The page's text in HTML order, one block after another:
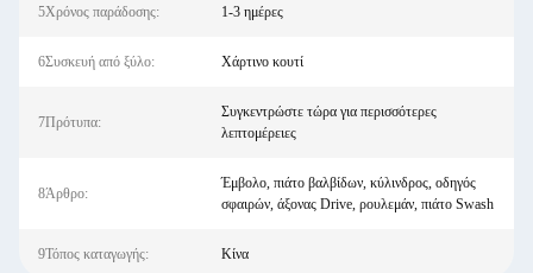
5Χρόνος παράδοσης: 1-3 ημέρες
6Συσκευή από ξύλο: Χάρτινο κουτί
7Πρότυπα:
Συγκεντρώστε τώρα για περισσότερες
λεπτομέρειες
8Άρθρο:
Έμβολο, πιάτο βαλβίδων, κύλινδρος, οδηγός
σφαιρών, άξονας Drive, ρουλεμάν, πιάτο Swash
9Τόπος καταγωγής: Κίνα